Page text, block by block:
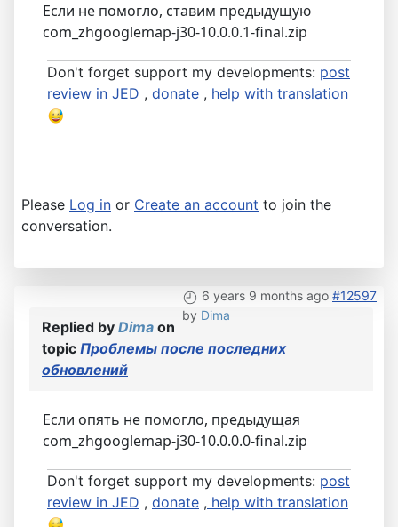
Если не помогло, ставим предыдущую
com_zhgooglemap-j30-10.0.0.1-final.zip
Don't forget support my developments: post
review in JED , donate , help with translation
Please Log in or Create an account to join the
conversation.
6 years 9 months ago #12597
by Dima
Replied by Dima on
topic Проблемы после последних
обновлений
Если опять не помогло, предыдущая
com_zhgooglemap-j30-10.0.0.0-final.zip
Don't forget support my developments: post
review in JED , donate , help with translation